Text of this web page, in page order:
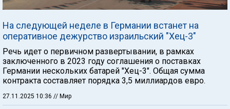
На следующей неделе в Германии встанет на
оперативное дежурство израильский "Хец-3"
Речь идет о первичном развертывании, в рамках
заключенного в 2023 году соглашения о поставках
Германии нескольких батарей "Хец-3". Общая сумма
контракта составляет порядка 3,5 миллиардов евро.
27.11.2025 10:36 // Мир